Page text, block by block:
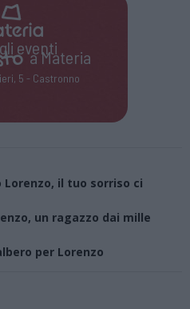
eventi
a Materia
5 - Castronno
Lorenzo, il tuo sorriso ci
un ragazzo dai mille
per Lorenzo